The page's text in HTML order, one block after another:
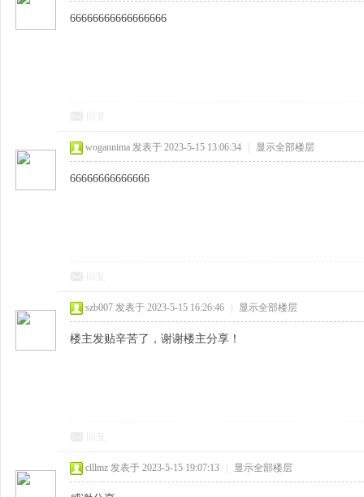
66666666666666666
wogannima 发表于 2023-5-15 13:06:34 显示全部楼层
66666666666666
szb007 发表于 2023-5-15 16:26:46 显示全部楼层
楼主发贴辛苦了，谢谢楼主分享！
clllmz 发表于 2023-5-15 19:07:13 显示全部楼层